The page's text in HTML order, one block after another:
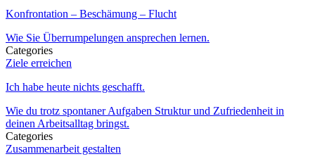
Konfrontation – Beschämung – Flucht
Wie Sie Überrumpelungen ansprechen lernen.
Categories
Ziele erreichen
Ich habe heute nichts geschafft.
Wie du trotz spontaner Aufgaben Struktur und Zufriedenheit in
deinen Arbeitsalltag bringst.
Categories
Zusammenarbeit gestalten